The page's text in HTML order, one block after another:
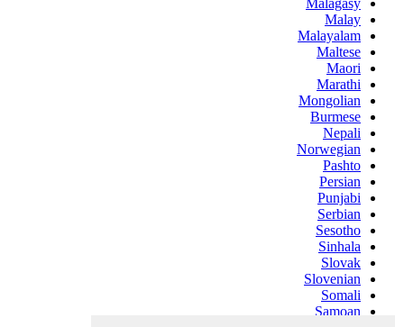
Malagasy
Malay
Malayalam
Maltese
Maori
Marathi
Mongolian
Burmese
Nepali
Norwegian
Pashto
Persian
Punjabi
Serbian
Sesotho
Sinhala
Slovak
Slovenian
Somali
Samoan